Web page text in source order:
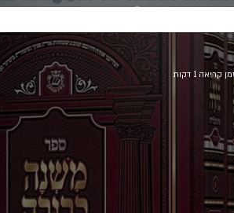
ספורים להגשת מאמרים
קריאה 1 דקות